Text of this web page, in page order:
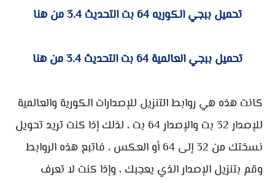
تحميل ببجي الكوريه 64 بت التحديث 3.4 من هنا
تحميل ببجي العالمية 64 بت التحديث 3.4 من هنا
كانت هذه هي روابط التنزيل للإصدارات الكورية والعالمية
للإصدار 32 بت والإصدار 64 بت ، لذلك إذا كنت تريد تحويل
نسختك من 32 إلى 64 أو العكس ، فاتبع هذه الروابط
وقم بتنزيل الإصدار الذي يعجبك ، وإذا كنت لا تعرف